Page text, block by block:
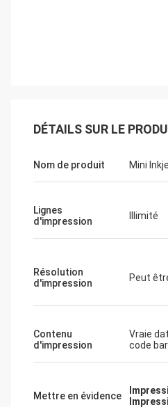
DÉTAILS SUR LE
Nom de produit Mini
Lignes
d'impression
Illimité
Résolution
d'impression
Peut
Contenu
d'impression
Vraie
code
Mettre en évidence